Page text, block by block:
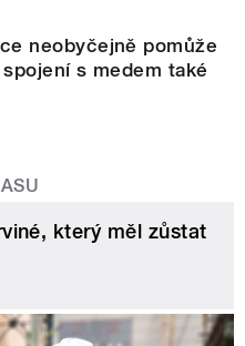
neobyčejně pomůže
s medem také
který měl zůstat